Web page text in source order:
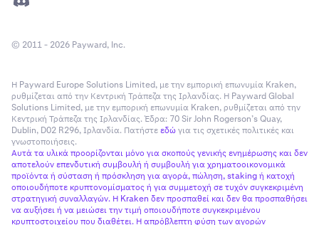
© 2011 - 2026 Payward, Inc.
Η Payward Europe Solutions Limited, με την εμπορική επωνυμία Kraken,
ρυθμίζεται από την Κεντρική Τράπεζα της Ιρλανδίας. Η Payward Global
Solutions Limited, με την εμπορική επωνυμία Kraken, ρυθμίζεται από την
Κεντρική Τράπεζα της Ιρλανδίας. Έδρα: 70 Sir John Rogerson’s Quay,
Dublin, D02 R296, Ιρλανδία. Πατήστεεδώγια τις σχετικές πολιτικές και
γνωστοποιήσεις.
Αυτά τα υλικά προορίζονται μόνο για σκοπούς γενικής ενημέρωσης και δεν
αποτελούν επενδυτική συμβουλή ή συμβουλή για χρηματοοικονομικά
προϊόντα ή σύσταση ή πρόσκληση για αγορά, πώληση, staking ή κατοχή
οποιουδήποτε κρυπτονομίσματος ή για συμμετοχή σε τυχόν συγκεκριμένη
στρατηγική συναλλαγών. Η Kraken δεν προσπαθεί και δεν θα προσπαθήσει
να αυξήσει ή να μειώσει την τιμή οποιουδήποτε συγκεκριμένου
κρυπτοστοιχείου που διαθέτει. Η απρόβλεπτη φύση των αγορών